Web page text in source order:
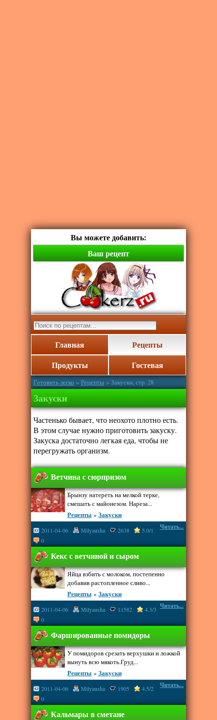
Вы можете добавить:
Ваш рецепт
Главная
Рецепты
Продукты
Гостевая
Готовить легко » Рецепты » Закуски, стр. 28
Закуски
Частенько бывает, что неохото плотно есть.
В этом случае нужно приготовить закуску.
Закуска достаточно легкая еда, чтобы не
перегружать организм.
Ветчина с сюрпризом
Брынзу натереть на мелкой терке,
смешать с майонезом. Нареза...
Рецепты » Закуски
Читать...
2011-04-06 Milyausha 2638
5.0/1
0
Кекс с ветчиной и сыром
Яйца взбить с молоком, постепенно
добавив растопленное сливо...
Рецепты » Закуски
Читать...
2011-04-06 Milyausha 11582
4.3/3
0
Фаршированные помидоры
У помидоров срезать верхушки и ложкой
вынуть всю мякоть.Груд...
Рецепты » Закуски
Читать...
2011-04-06 Milyausha 1905
4.5/2
0
Кальмары в сметане